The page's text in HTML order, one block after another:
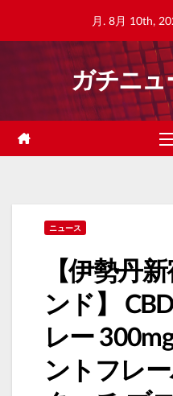
月. 8月 10th,
ガチニ
ニュース
【伊勢丹
ンド】
レー
ントフレ